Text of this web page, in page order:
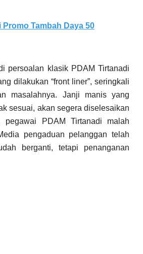
Tambah Daya 50
persoalan klasik PDAM Tirtanadi
dilakukan “front liner”, seringkali
masalahnya. Janji manis yang
sesuai, akan segera diselesaikan
pegawai PDAM Tirtanadi malah
pengaduan pelanggan telah
berganti, tetapi penanganan